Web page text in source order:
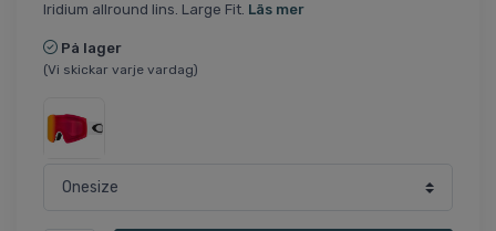
Iridium allround lins. Large Fit. Läs mer
På lager
(Vi skickar varje vardag)